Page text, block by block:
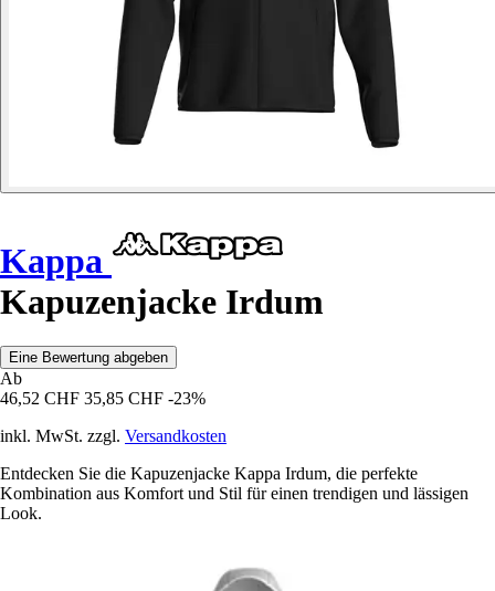
Kappa
Kapuzenjacke Irdum
Eine Bewertung abgeben
Ab
46,52 CHF 35,85 CHF -23%
inkl. MwSt. zzgl. Versandkosten
Entdecken Sie die Kapuzenjacke Kappa Irdum, die perfekte
Kombination aus Komfort und Stil für einen trendigen und lässigen
Look.